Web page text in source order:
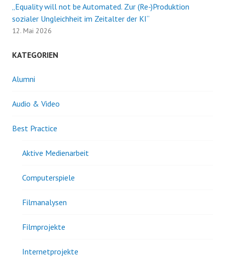
„Equality will not be Automated. Zur (Re-)Produktion
sozialer Ungleichheit im Zeitalter der KI“
12. Mai 2026
KATEGORIEN
Alumni
Audio & Video
Best Practice
Aktive Medienarbeit
Computerspiele
Filmanalysen
Filmprojekte
Internetprojekte